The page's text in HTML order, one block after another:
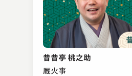
昔昔亭 桃之助
厩火事
古今亭 菊太楼
欠伸指南
2023.09.13 | 12分